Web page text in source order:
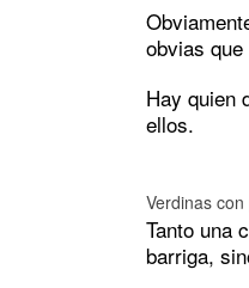
obvias
Hay quien
ellos.
Verdinas
Tanto una
barriga,